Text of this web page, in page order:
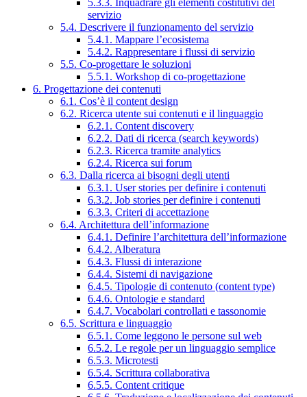
servizio
5.4. Descrivere il funzionamento del servizio
5.4.1. Mappare l’ecosistema
5.4.2. Rappresentare i flussi di servizio
5.5. Co-progettare le soluzioni
5.5.1. Workshop di co-progettazione
6. Progettazione dei contenuti
6.1. Cos’è il content design
6.2. Ricerca utente sui contenuti e il linguaggio
6.2.1. Content discovery
6.2.2. Dati di ricerca (search keywords)
6.2.3. Ricerca tramite analytics
6.2.4. Ricerca sui forum
6.3. Dalla ricerca ai bisogni degli utenti
6.3.1. User stories per definire i contenuti
6.3.2. Job stories per definire i contenuti
6.3.3. Criteri di accettazione
6.4. Architettura dell’informazione
6.4.1. Definire l’architettura dell’informazione
6.4.2. Alberatura
6.4.3. Flussi di interazione
6.4.4. Sistemi di navigazione
6.4.5. Tipologie di contenuto (content type)
6.4.6. Ontologie e standard
6.4.7. Vocabolari controllati e tassonomie
6.5. Scrittura e linguaggio
6.5.1. Come leggono le persone sul web
6.5.2. Le regole per un linguaggio semplice
6.5.3. Microtesti
6.5.4. Scrittura collaborativa
6.5.5. Content critique